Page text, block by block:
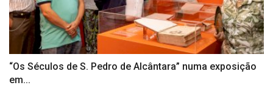
“Os Séculos de S. Pedro de Alcântara” numa exposição
em...